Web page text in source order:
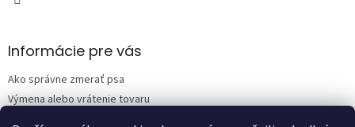
Informácie pre vás
Ako správne zmerať psa
Výmena alebo vrátenie tovaru